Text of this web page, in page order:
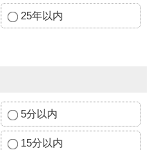
25年以内
5分以内
15分以内